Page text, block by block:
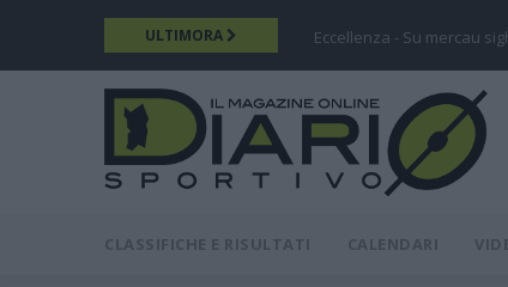
contenuto
ULTIMORA Eccellenza - Su mercau
MAIN
MENU
CLASSIFICHE E RISULTATI CALENDARI